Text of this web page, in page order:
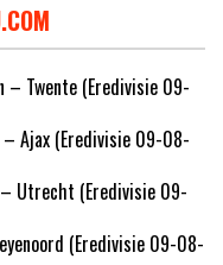
– Twente (Eredivisie 09-
– Ajax (Eredivisie 09-08-
– Utrecht (Eredivisie 09-
(Eredivisie 09-08-